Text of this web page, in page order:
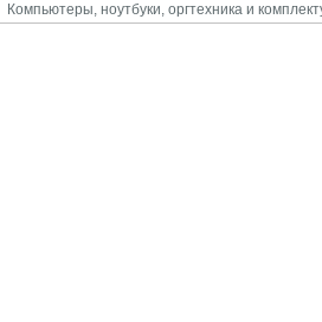
Компьютеры, ноутбуки, оргтехника и